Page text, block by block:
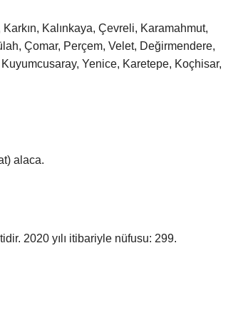
Kalınkaya, Çevreli, Karamahmut,
Çomar, Perçem, Velet, Değirmendere,
Yenice, Karetepe, Koçhisar,
alaca.
2020 yılı itibariyle nüfusu: 299.